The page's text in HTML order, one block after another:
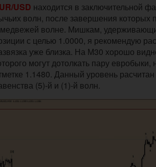
USD находится в заключительной
волн, после завершения которых
волне. Мишкам,
с целью 1.0000, я рекомендую
уже близка. На М30 хорошо
могут дотолкать пару евробыки,
1.1480. Данный уровень
(5)-й и (1)-й волн.